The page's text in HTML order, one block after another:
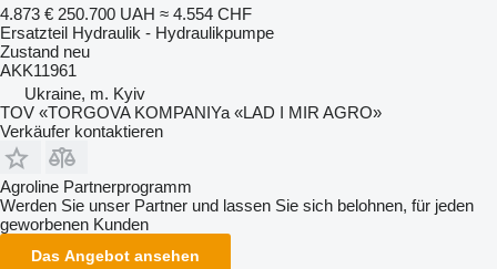
4.873 € 250.700 UAH ≈ 4.554 CHF
Ersatzteil Hydraulik - Hydraulikpumpe
Zustand neu
AKK11961
Ukraine, m. Kyiv
TOV «TORGOVA KOMPANIYa «LAD I MIR AGRO»
Verkäufer kontaktieren
Agroline Partnerprogramm
Werden Sie unser Partner und lassen Sie sich belohnen, für jeden
geworbenen Kunden
Das Angebot ansehen